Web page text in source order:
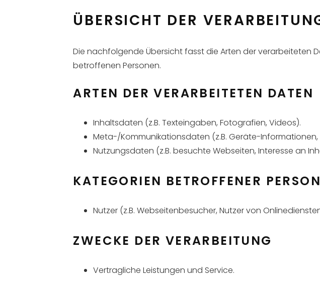
ÜBERSICHT DER
Die nachfolgende Übersicht fasst die Arten der verarbeiteten
betroffenen Personen.
ARTEN DER VERARBEITETEN DATEN
Inhaltsdaten (z.B. Texteingaben, Fotografien, Videos).
Meta-/Kommunikationsdaten (z.B. Geräte-Informationen,
Nutzungsdaten (z.B. besuchte Webseiten, Interesse an
KATEGORIEN BETROFFENER
Nutzer (z.B. Webseitenbesucher, Nutzer von
ZWECKE DER VERARBEITUNG
Vertragliche Leistungen und Service.